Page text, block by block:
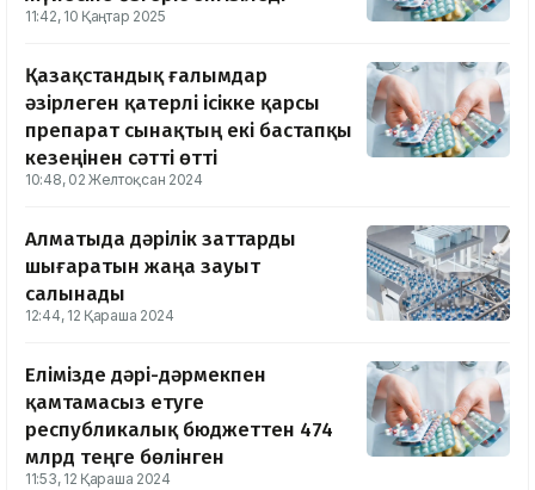
11:42, 10 Қаңтар 2025
Қазақстандық ғалымдар
әзірлеген қатерлі ісікке қарсы
препарат сынақтың екі бастапқы
кезеңінен сәтті өтті
10:48, 02 Желтоқсан 2024
Алматыда дәрілік заттарды
шығаратын жаңа зауыт
салынады
12:44, 12 Қараша 2024
Елімізде дәрі-дәрмекпен
қамтамасыз етуге
республикалық бюджеттен 474
млрд теңге бөлінген
11:53, 12 Қараша 2024